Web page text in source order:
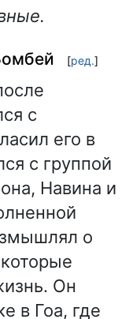
[ред.]
с
его в
с группой
Навина и
о
Он
в Гоа, где